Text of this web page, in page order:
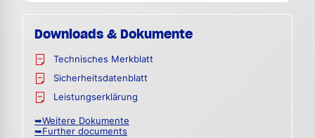
Downloads & Dokumente
Technisches Merkblatt
Sicherheitsdatenblatt
Leistungserklärung
➥Weitere Dokumente
➥Further documents